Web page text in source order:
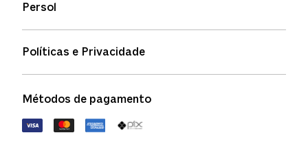
Status de pedidos
Política de garantia
FAQs
Persol
Políticas e Privacidade
Política de devolução
Termos de uso
Métodos de pagamento